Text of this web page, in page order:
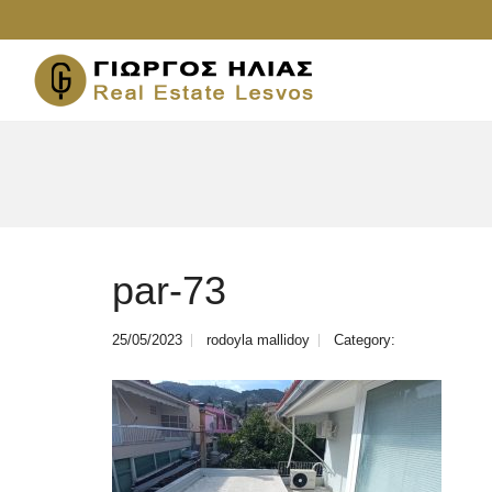
par-73
25/05/2023 rodoyla mallidoy Category: